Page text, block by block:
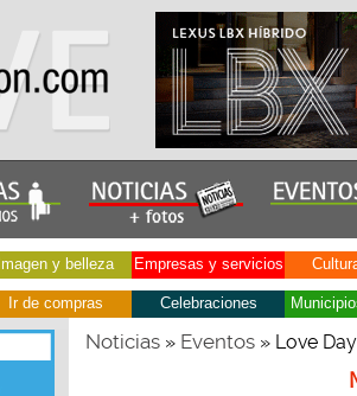
Imagen y belleza Empresas y servicios
Ir de compras Celebraciones
Noticias» Eventos» Love